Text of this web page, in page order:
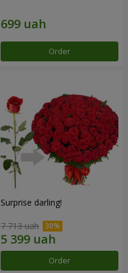
Order
Surprise darling!
7 713 uah
Order